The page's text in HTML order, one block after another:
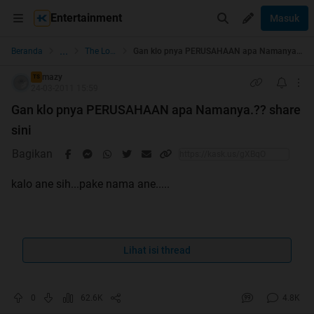
Entertainment Masuk
Beranda ... The Lounge
TS mazy
Gan klo pnya PERUSAHAAN apa Namanya.?? share
sini
Bagikan
kalo ane sih...pake nama ane.....
PT.dharma kencana.tbk
Lihat isi thread
0 62.6K 4.8K